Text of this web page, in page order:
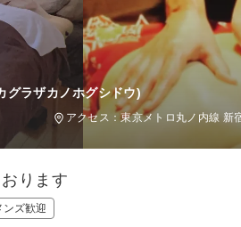
グラザカノホグシドウ)
アクセス：東京メトロ丸ノ内線 新
ります
ンズ歓迎